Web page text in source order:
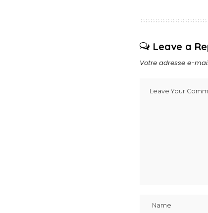
Leave a
Votre adresse e-